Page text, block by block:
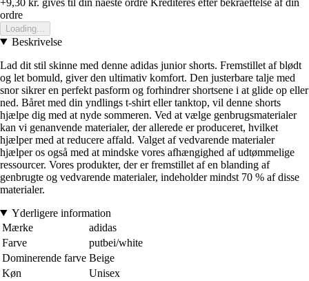
ordre
Loading...
Beskrivelse
Lad dit stil skinne med denne adidas junior shorts. Fremstillet af blødt
og let bomuld, giver den ultimativ komfort. Den justerbare talje med
snor sikrer en perfekt pasform og forhindrer shortsene i at glide op eller
ned. Båret med din yndlings t-shirt eller tanktop, vil denne shorts
hjælpe dig med at nyde sommeren. Ved at vælge genbrugsmaterialer
kan vi genanvende materialer, der allerede er produceret, hvilket
hjælper med at reducere affald. Valget af vedvarende materialer
hjælper os også med at mindske vores afhængighed af udtømmelige
ressourcer. Vores produkter, der er fremstillet af en blanding af
genbrugte og vedvarende materialer, indeholder mindst 70 % af disse
materialer.
Yderligere information
Mærke
adidas
Farve
putbei/white
Dominerende farve Beige
Køn
Unisex